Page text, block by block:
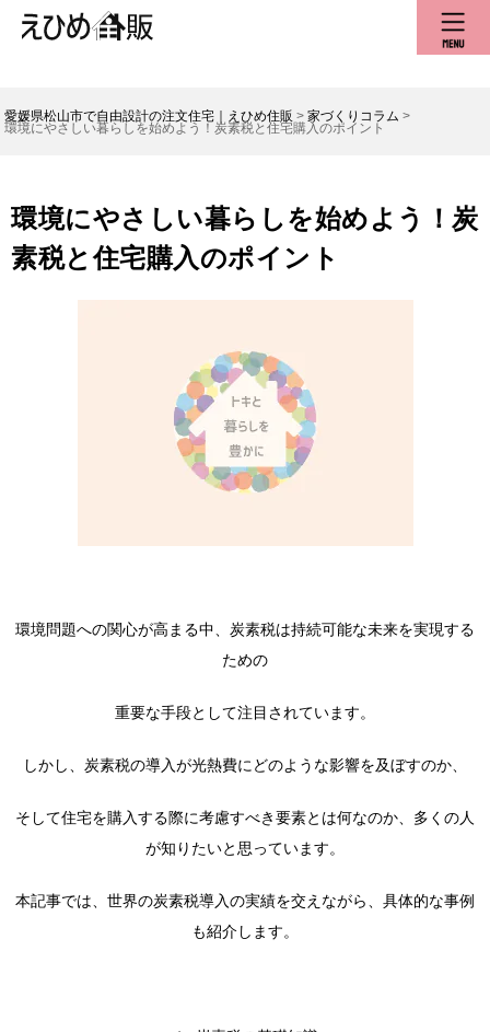
愛媛県松山市で自由設計の注文住宅｜えひめ住販 >家づくりコラム >
環境にやさしい暮らしを始めよう！炭素税と住宅購入のポイント
環境にやさしい暮らしを始めよう！炭
素税と住宅購入のポイント
環境問題への関心が高まる中、炭素税は持続可能な未来を実現する
ための
重要な手段として注目されています。
しかし、炭素税の導入が光熱費にどのような影響を及ぼすのか、
そして住宅を購入する際に考慮すべき要素とは何なのか、多くの人
が知りたいと思っています。
本記事では、世界の炭素税導入の実績を交えながら、具体的な事例
も紹介します。